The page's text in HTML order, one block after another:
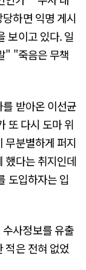
하면 익명 게시
보이고 있다. 일
" "죽음은 무책
받아온 이선균
또 다시 도마 위
무분별하게 퍼지
했다는 취지인데
도입하자는 입
사정보를 유출
적은 전혀 없었